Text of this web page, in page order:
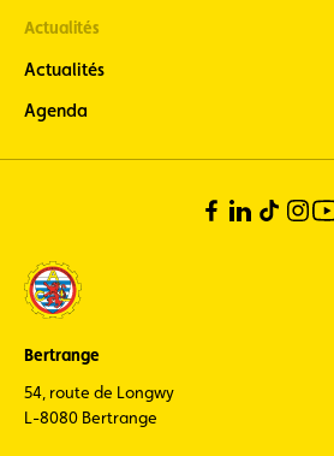
Actualités
Actualités
Agenda
Bertrange
54, route de Longwy
L-8080 Bertrange